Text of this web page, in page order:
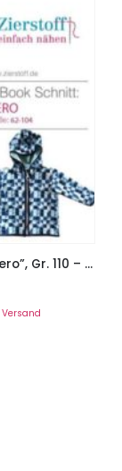
Jacke mit teilbarem Reißverschluss “Gero”, Gr. 110 – 152
Versand